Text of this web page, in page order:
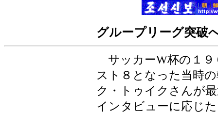
グループリーグ突破
サッカーW杯の１９
スト８となった当時
ク・トゥイクさんが
インタビューに応じ